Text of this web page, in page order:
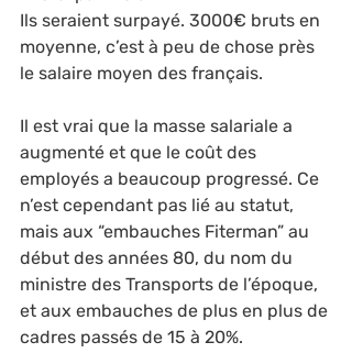
Ils seraient surpayé. 3000€ bruts en
moyenne, c’est à peu de chose près
le salaire moyen des français.
Il est vrai que la masse salariale a
augmenté et que le coût des
employés a beaucoup progressé. Ce
n’est cependant pas lié au statut,
mais aux “embauches Fiterman” au
début des années 80, du nom du
ministre des Transports de l’époque,
et aux embauches de plus en plus de
cadres passés de 15 à 20%.